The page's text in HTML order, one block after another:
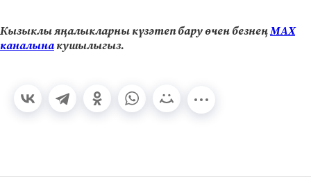
Кызыклы яңалыкларны күзәтеп бару өчен безнеңМАХ
каналынакушылыгыз.